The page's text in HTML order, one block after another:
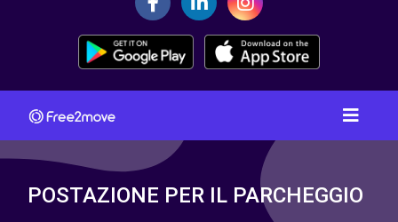
POSTAZIONE PER IL PARCHEGGIO